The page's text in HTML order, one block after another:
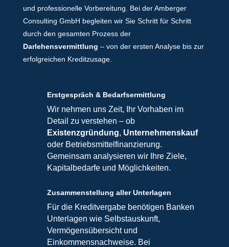
und professionelle Vorbereitung. Bei der Amberger
Consulting GmbH begleiten wir Sie Schritt für Schritt
durch den gesamten Prozess der
Darlehensvermittlung – von der ersten Analyse bis zur
erfolgreichen Kreditzusage.
Erstgespräch & Bedarfsermittlung
Wir nehmen uns Zeit, Ihr Vorhaben im
Detail zu verstehen – ob
Existenzgründung, Unternehmenskauf
oder Betriebsmittelfinanzierung.
Gemeinsam analysieren wir Ihre Ziele,
Kapitalbedarfe und Möglichkeiten.
Zusammenstellung aller Unterlagen
Für die Kreditvergabe benötigen Banken
Unterlagen wie Selbstauskunft,
Vermögensübersicht und
Einkommensnachweise. Bei